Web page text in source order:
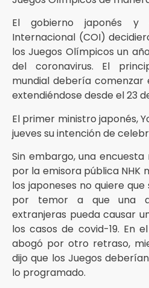
El gobierno japonés y
Internacional (COI)
los Juegos Olímpicos un
del coronavirus. El
mundial debería comenzar
extendiéndose desde el 23
El primer ministro japonés,
jueves su intención de
Sin embargo, una
por la emisora ​​pública NHK
los japoneses no quiere
por temor a que una
extranjeras pueda causar
los casos de covid-19. En
abogó por otro retraso,
dijo que los Juegos
lo programado.